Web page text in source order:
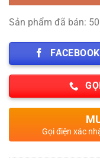
Sản phẩm đã bán: 50
FACEBOOK
Gọi điện xác